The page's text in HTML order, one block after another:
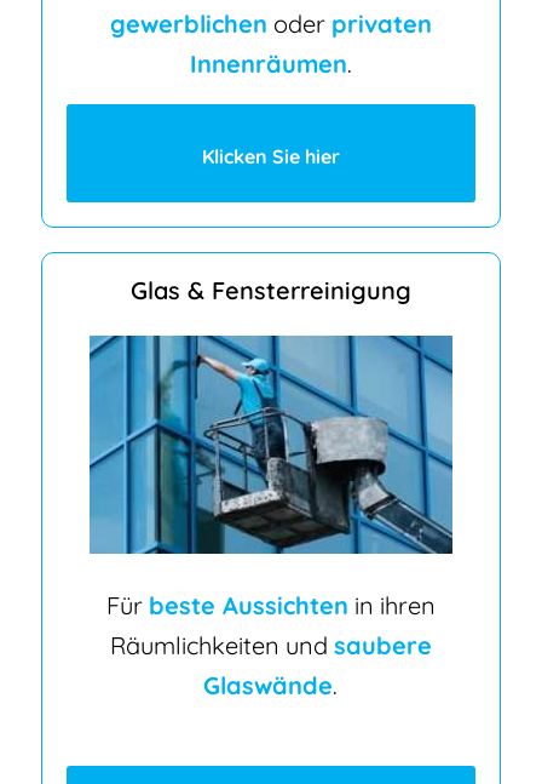
gewerblichen oder privaten
Innenräumen.
Klicken Sie hier
Glas & Fensterreinigung
Für beste Aussichten in ihren
Räumlichkeiten und saubere
Glaswände.